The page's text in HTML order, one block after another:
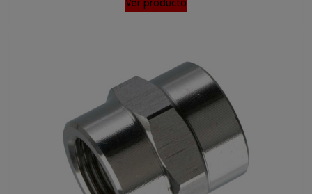
Ver producto